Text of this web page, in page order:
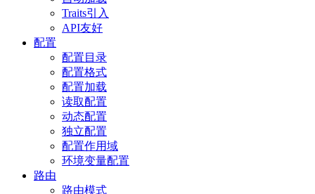
Traits引入
API友好
配置
配置目录
配置格式
配置加载
读取配置
动态配置
独立配置
配置作用域
环境变量配置
路由
路由模式